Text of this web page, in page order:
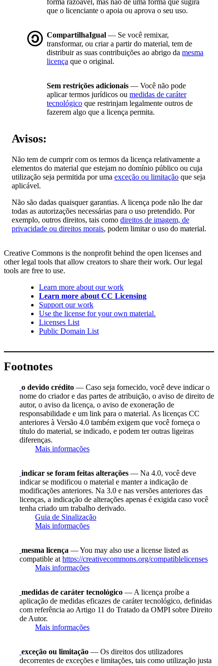
forma razoável, mas não de uma forma que sugira
que o licenciante o apoia ou aprova o seu uso.
CompartilhaIgual — Se você remixar,
transformar, ou criar a partir do material, tem de
distribuir as suas contribuições ao abrigo da mesma
licença que o original.
Sem restrições adicionais — Você não pode
aplicar termos jurídicos ou medidas de caráter
tecnológico que restrinjam legalmente outros de
fazerem algo que a licença permita.
Avisos:
Não tem de cumprir com os termos da licença relativamente a
elementos do material que estejam no domínio público ou cuja
utilização seja permitida por uma exceção ou limitação que seja
aplicável.
Não são dadas quaisquer garantias. A licença pode não lhe dar
todas as autorizações necessárias para o uso pretendido. Por
exemplo, outros direitos, tais como direitos de imagem, de
privacidade ou direitos morais, podem limitar o uso do material.
Creative Commons is the nonprofit behind the open licenses and
other legal tools that allow creators to share their work. Our legal
tools are free to use.
Learn more about our work
Learn more about CC Licensing
Support our work
Use the license for your own material.
Licenses List
Public Domain List
Footnotes
o devido crédito — Caso seja fornecido, você deve indicar o
nome do criador e das partes de atribuição, o aviso de direito de
autor, o aviso da licença, o aviso de exoneração de
responsabilidade e um link para o material. As licenças CC
anteriores à Versão 4.0 também exigem que você forneça o
título do material, se indicado, e podem ter outras ligeiras
diferenças.
Mais informações
indicar se foram feitas alterações — Na 4.0, você deve
indicar se modificou o material e manter a indicação de
modificações anteriores. Na 3.0 e nas versões anteriores das
licenças, a indicação de alterações apenas é exigida caso você
tenha criado um trabalho derivado.
Guia de Sinalização
Mais informações
mesma licença — You may also use a license listed as
compatible at https://creativecommons.org/compatiblelicenses
Mais informações
medidas de caráter tecnológico — A licença proíbe a
aplicação de medidas eficazes de caráter tecnológico, definidas
com referência ao Artigo 11 do Tratado da OMPI sobre Direito
de Autor.
Mais informações
exceção ou limitação — Os direitos dos utilizadores
decorrentes de exceções e limitações, tais como utilização justa